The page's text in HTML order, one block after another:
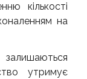
кількості
на
утримує